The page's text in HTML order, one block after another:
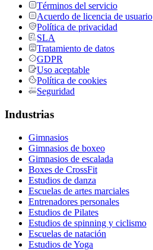
Términos del servicio
Acuerdo de licencia de usuario
Política de privacidad
SLA
Tratamiento de datos
GDPR
Uso aceptable
Política de cookies
Seguridad
Industrias
Gimnasios
Gimnasios de boxeo
Gimnasios de escalada
Boxes de CrossFit
Estudios de danza
Escuelas de artes marciales
Entrenadores personales
Estudios de Pilates
Estudios de spinning y ciclismo
Escuelas de natación
Estudios de Yoga